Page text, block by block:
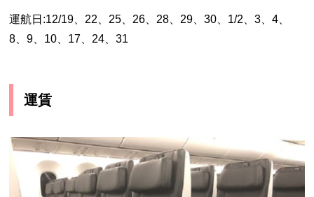
運航日:12/19、22、25、26、28、29、30、1/2、3、4、
8、9、10、17、24、31
運賃